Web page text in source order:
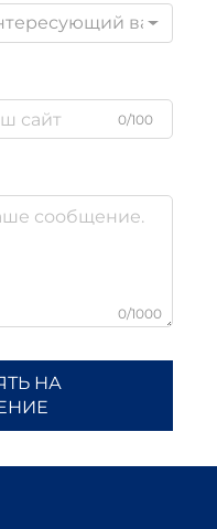
вас
0/100
0/1000
НА